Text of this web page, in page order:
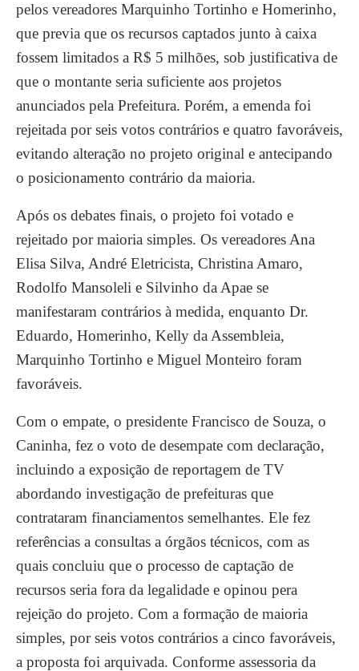
pelos vereadores Marquinho Tortinho e Homerinho,
que previa que os recursos captados junto à caixa
fossem limitados a R$ 5 milhões, sob justificativa de
que o montante seria suficiente aos projetos
anunciados pela Prefeitura. Porém, a emenda foi
rejeitada por seis votos contrários e quatro favoráveis,
evitando alteração no projeto original e antecipando
o posicionamento contrário da maioria.
Após os debates finais, o projeto foi votado e
rejeitado por maioria simples. Os vereadores Ana
Elisa Silva, André Eletricista, Christina Amaro,
Rodolfo Mansoleli e Silvinho da Apae se
manifestaram contrários à medida, enquanto Dr.
Eduardo, Homerinho, Kelly da Assembleia,
Marquinho Tortinho e Miguel Monteiro foram
favoráveis.
Com o empate, o presidente Francisco de Souza, o
Caninha, fez o voto de desempate com declaração,
incluindo a exposição de reportagem de TV
abordando investigação de prefeituras que
contrataram financiamentos semelhantes. Ele fez
referências a consultas a órgãos técnicos, com as
quais concluiu que o processo de captação de
recursos seria fora da legalidade e opinou pera
rejeição do projeto. Com a formação de maioria
simples, por seis votos contrários a cinco favoráveis,
a proposta foi arquivada. Conforme assessoria da